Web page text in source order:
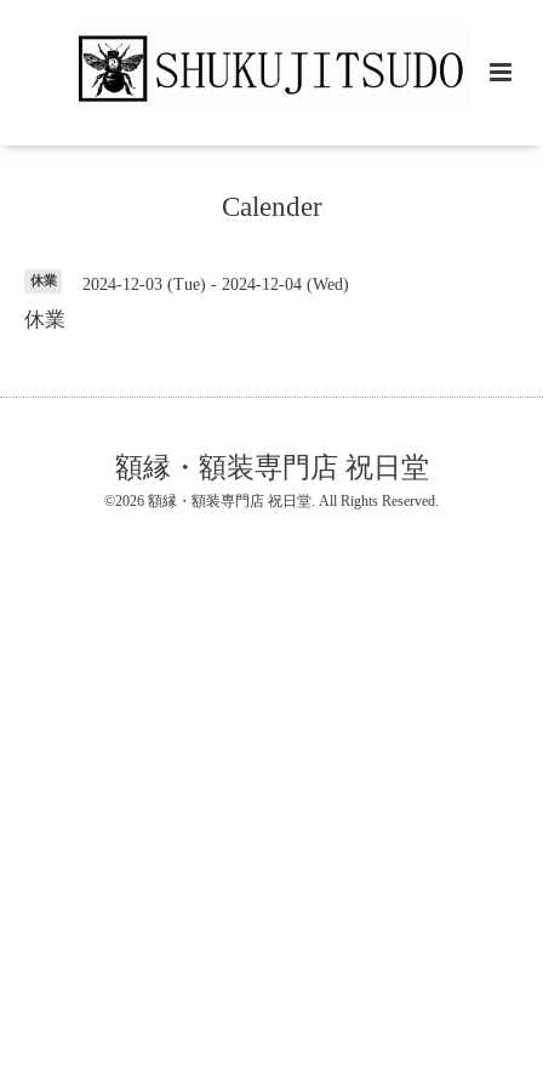
Calender
休業 2024-12-03 (Tue) - 2024-12-04 (Wed)
休業
額縁・額装専門店 祝日堂
©2026 額縁・額装専門店 祝日堂 . All Rights Reserved.